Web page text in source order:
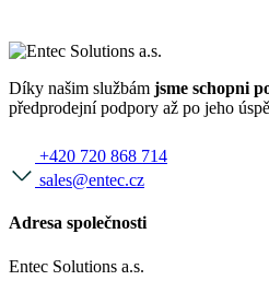
Díky našim službám jsme schopni
předprodejní podpory až po jeho
+420 720 868 714
sales@entec.cz
Adresa společnosti
Entec Solutions a.s.